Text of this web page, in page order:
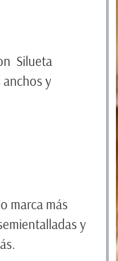
Silueta
y
marca más
y